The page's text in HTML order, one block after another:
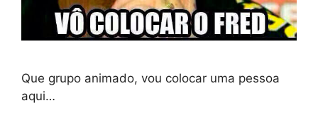
Que grupo animado, vou colocar uma pessoa
aqui…